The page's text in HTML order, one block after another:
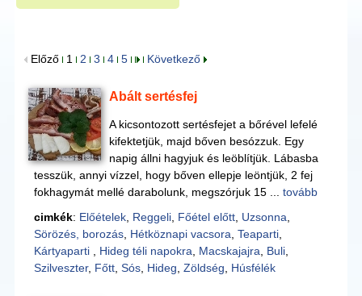
Előző 1 2 3 4 5 Következő
Abált sertésfej
A kicsontozott sertésfejet a bőrével lefelé
kifektetjük, majd bőven besózzuk. Egy
napig állni hagyjuk és leöblítjük. Lábasba
tesszük, annyi vízzel, hogy bőven ellepje leöntjük, 2 fej
fokhagymát mellé darabolunk, megszórjuk 15 ... tovább
cimkék: Előételek, Reggeli, Főétel előtt, Uzsonna
Sörözés, borozás, Hétköznapi vacsora Teaparti,
Kártyaparti
Hideg téli napokra Macskajajra Buli,
Szilveszter, Főtt, Sós, Hideg Zöldség Húsfélék